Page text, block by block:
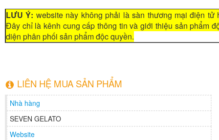
LƯU Ý: website này không phải là sàn thương mại điện tử
Đây chỉ là kênh cung cấp thông tin và giới thiệu sản phẩm
diện phân phối sản phẩm độc quyền.
LIÊN HỆ MUA SẢN PHẨM
Nhà hàng
SEVEN GELATO
Website